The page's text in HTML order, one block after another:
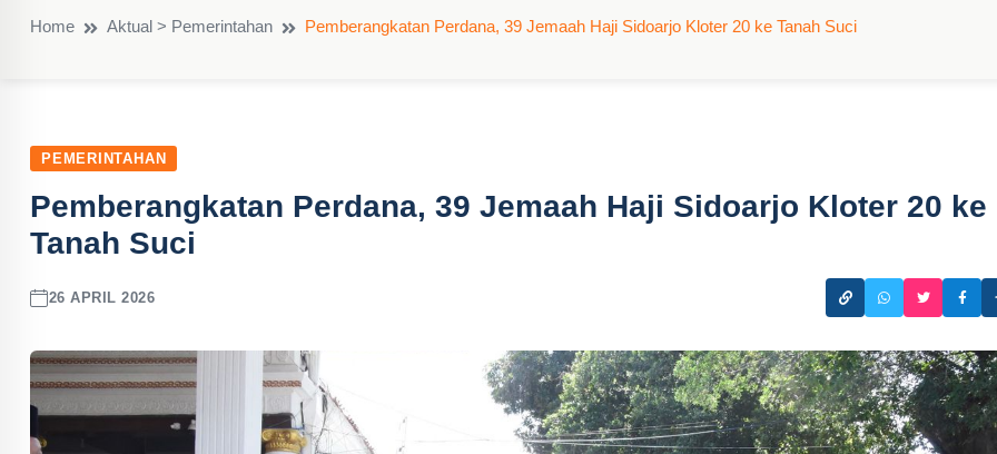
Home Aktual > Pemerintahan Pemberangkatan Perdana, 39 Jemaah Haji Sidoarjo Kloter 20 ke Tanah Suci
PEMERINTAHAN
Pemberangkatan Perdana, 39 Jemaah Haji Sidoarjo Kloter 20 ke
Tanah Suci
26 APRIL 2026